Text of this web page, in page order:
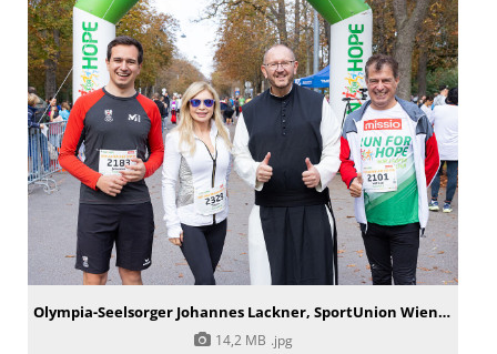
Olympia-Seelsorger Johannes Lackner, SportUnion Wien-Präsidentin Dagmar Schmidt, Missio-Nationaldirektor Pater Karl Wallner, Finanzreferent Sportunion Österreich Wilfried Drexler
14,2 MB .jpg